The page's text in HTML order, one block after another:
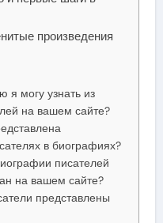
произведения
могу узнать из
на вашем сайте?
в биографиях?
писателей
на вашем сайте?
представлены